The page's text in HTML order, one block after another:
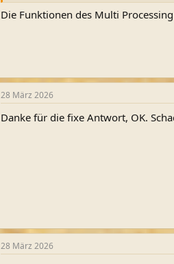
Die Funktionen des Multi
28 März 2026
Danke für die fixe Antwort, OK.
28 März 2026